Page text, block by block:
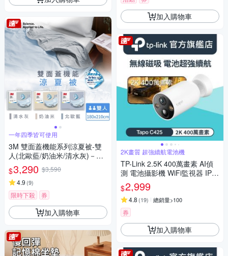
一年四季皆可使用
3M 雙面蓋機能系列涼夏被-雙
人(北歐藍/奶油米/清水灰)－三
色任選
$3,290 $3,590
4.9 (9)
限時下殺 券
加入購物車
加入購物車
2K畫質 超強續航電池機
TP-Link 2.5K 400萬畫素 AI偵
測 電池攝影機 WiFi監視器 IPC
AM (IP66//支援512G /Tapo C4
25)
$2,999
4.8 (19) 總銷量>100
券
加入購物車